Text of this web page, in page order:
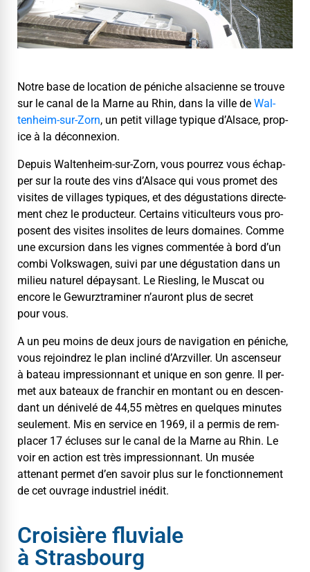
Notre base de loca­tion de péniche alsa­ci­enne se trou­ve
sur le canal de la Marne au Rhin, dans la ville de Wal­
tenheim-sur-Zorn, un petit vil­lage typ­ique d’Alsace, prop­
ice à la déconnexion.
Depuis Wal­tenheim-sur-Zorn, vous pour­rez vous échap­
per sur la route des vins d’Alsace qui vous promet des
vis­ites de vil­lages typ­iques, et des dégus­ta­tions directe­
ment chez le pro­duc­teur. Cer­tains vitic­ul­teurs vous pro­
posent des vis­ites inso­lites de leurs domaines. Comme
une excur­sion dans les vignes com­men­tée à bord d’un
com­bi Volk­swa­gen, suivi par une dégus­ta­tion dans un
milieu naturel dépaysant. Le Ries­ling, le Mus­cat ou
encore le Gewurz­tramin­er n’auront plus de secret
pour vous.
A un peu moins de deux jours de nav­i­ga­tion en péniche,
vous rejoin­drez le plan incliné d’Arzviller. Un ascenseur
à bateau impres­sion­nant et unique en son genre. Il per­
met aux bateaux de franchir en mon­tant ou en descen­
dant un dénivelé de 44,55 mètres en quelques min­utes
seule­ment. Mis en ser­vice en 1969, il a per­mis de rem­
plac­er 17 éclus­es sur le canal de la Marne au Rhin. Le
voir en action est très impres­sion­nant. Un musée
attenant per­met d’en savoir plus sur le fonc­tion­nement
de cet ouvrage indus­triel inédit.
Croisière fluviale
à Strasbourg